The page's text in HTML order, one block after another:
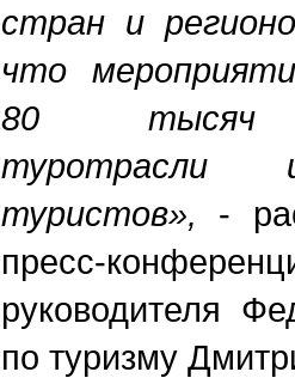
стран и
что
80 тысяч
туротрасли
туристов», -
пресс-
руководителя
по туризму